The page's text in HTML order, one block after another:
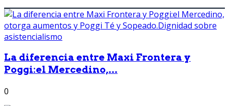
La diferencia entre Maxi Frontera y
Poggi:el Mercedino,...
0